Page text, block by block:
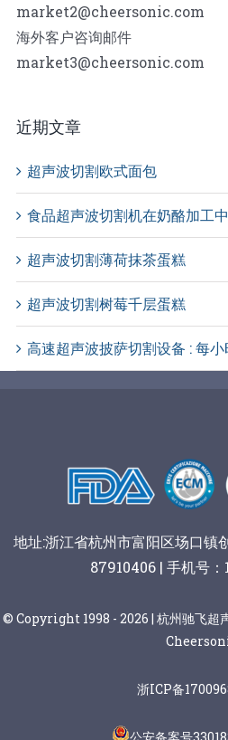
market2@cheersonic.com
海外客户咨询邮件
market3@cheersonic.com
近期文章
超声波切割欧式面包
食品超声波切割机在奶酪加工
超声波切割薄荷抹茶蛋糕
超声波切割树莓千层蛋糕
高速超声波披萨切割设备 : 每
地址:浙江省杭州市富阳区场口镇
87910406 | 手机号
© Copyright 1998 - 2026 | 杭州驰飞超
浙ICP备